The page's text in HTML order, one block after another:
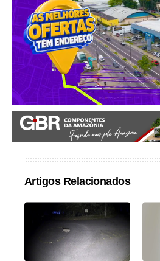
Artigos Relacionados